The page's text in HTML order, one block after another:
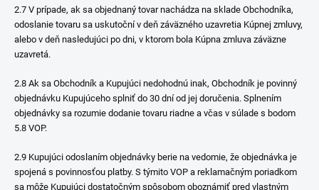
2.7 V prípade, ak sa objednaný tovar nachádza na sklade Obchodníka,
odoslanie tovaru sa uskutoční v deň záväzného uzavretia Kúpnej zmluvy,
alebo v deň nasledujúci po dni, v ktorom bola Kúpna zmluva záväzne
uzavretá.
2.8 Ak sa Obchodník a Kupujúci nedohodnú inak, Obchodník je povinný
objednávku Kupujúceho splniť do 30 dní od jej doručenia. Splnením
objednávky sa rozumie dodanie tovaru riadne a včas v súlade s bodom
5.8 VOP.
2.9 Kupujúci odoslaním objednávky berie na vedomie, že objednávka je
spojená s povinnosťou platby. S týmito VOP a reklamačným poriadkom
sa môže Kupujúci dostatočným spôsobom oboznámiť pred vlastným